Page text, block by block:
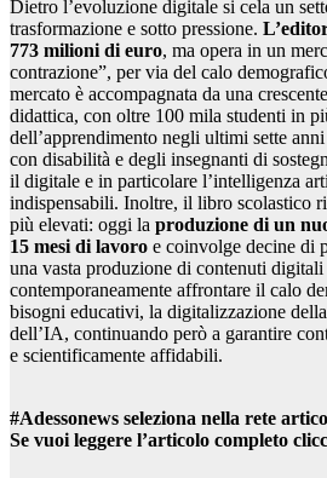
Dietro l’evoluzione digitale si cela un
trasformazione e sotto pressione.
773 milioni di euro, ma opera in un
contrazione”, per via del calo
mercato è accompagnata da una
didattica, con oltre 100 mila studenti in
dell’apprendimento negli ultimi sette
con disabilità e degli insegnanti di
il digitale e in particolare l’intelligenza
indispensabili. Inoltre, il libro scolastico
più elevati: oggi la produzione di un
15 mesi di lavoro e coinvolge decine di
una vasta produzione di contenuti
contemporaneamente affrontare il calo
bisogni educativi, la digitalizzazione
dell’IA, continuando però a garantire
e scientificamente affidabili.
#Adessonews seleziona nella rete
Se vuoi leggere l’articolo completo